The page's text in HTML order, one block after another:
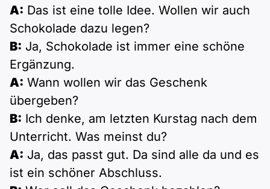
A: Das ist eine tolle Idee. Wollen wir auch
Schokolade dazu legen?
B: Ja, Schokolade ist immer eine schöne
Ergänzung.
A: Wann wollen wir das Geschenk
übergeben?
B: Ich denke, am letzten Kurstag nach dem
Unterricht. Was meinst du?
A: Ja, das passt gut. Da sind alle da und es
ist ein schöner Abschluss.